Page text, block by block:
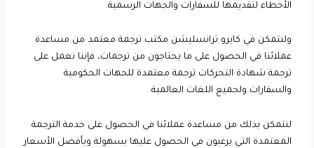
الأخطاء لتقديمها للسفارات والجهات الرسمية.
ولنتمكن في كايرو ترانسليشن مكتب ترجمة معتمد من مساعدة
عملائنا في الحصول على ما يحتاجون من ترجمات، فإننا نعمل على
ترجمة شهادة التحركات ترجمة معتمدة للجهات الحكومية
والسفارات ولجميع اللغات العالمية.
لنتمكن بذلك من مساعدة عملائنا في الحصول على خدمة الترجمة
المعتمدة التي يرغبون في الحصول عليها بسهولة وبأفضل الأسعار